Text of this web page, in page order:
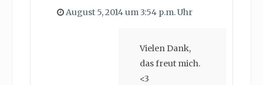
August 5, 2014 um 3:54 p.m. Uhr
Vielen Dank,
das freut mich.
<3